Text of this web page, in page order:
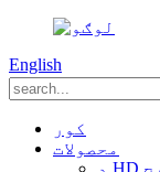
English
کور
محصولات